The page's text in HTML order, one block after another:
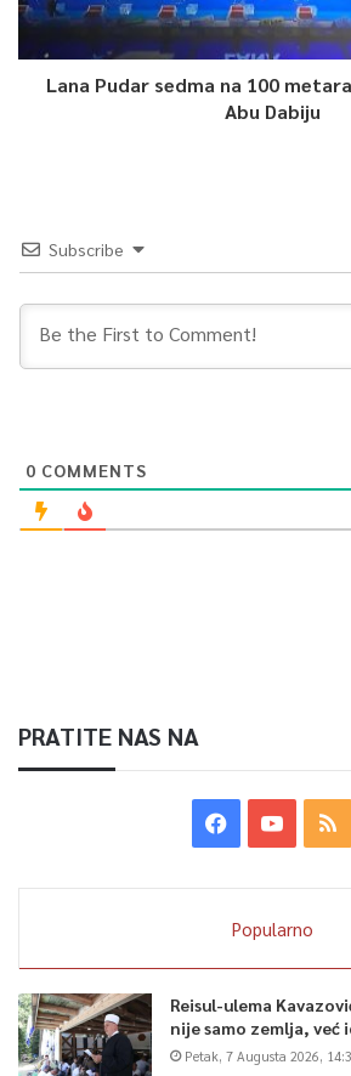
Lana Pudar sedma na 100
Abu Dabiju
Subscribe
0 COMMENTS
PRATITE NAS NA
Popularno
Reisul-ulema
nije samo zemlja, već
Petak, 7 Augusta 2026,